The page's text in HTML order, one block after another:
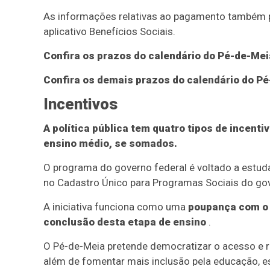
As informações relativas ao pagamento
aplicativo Benefícios Sociais.
Confira os prazos do calendário do Pé-de-
Confira os demais prazos do calendário do
Incentivos
A política pública tem quatro tipos de
ensino médio, se somados.
O programa do governo federal é voltado a
no Cadastro Único para Programas Sociais do
A iniciativa funciona como uma poupança com
conclusão desta etapa de ensino .
O Pé-de-Meia pretende democratizar o acesso
além de fomentar mais inclusão pela educação,